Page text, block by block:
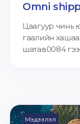
Omni
Цаагуур чинь
гаалийн
шатав0084
Мэдээлэл